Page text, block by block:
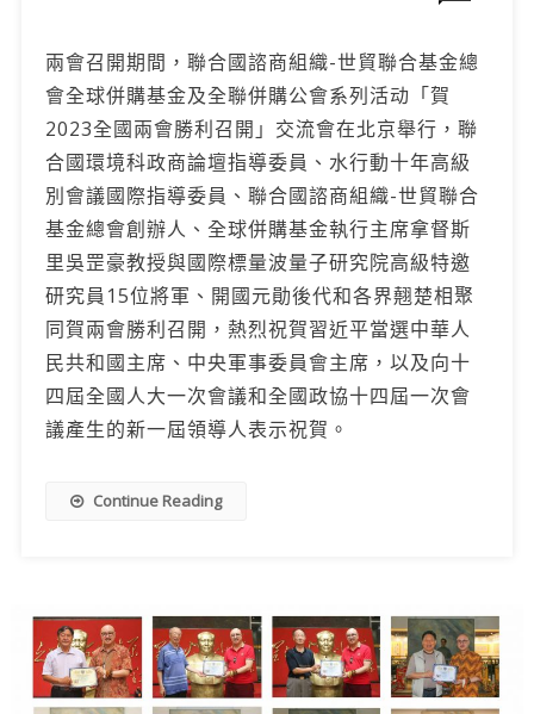
兩會召開期間，聯合國諮商組織-世貿聯合基金總
會全球併購基金及全聯併購公會系列活动「賀
2023全國兩會勝利召開」交流會在北京舉行，聯
合國環境科政商論壇指導委員、水行動十年高級
別會議國際指導委員、聯合國諮商組織-世貿聯合
基金總會創辦人、全球併購基金執行主席拿督斯
里吳罡豪教授與國際標量波量子研究院高級特邀
研究員15位將軍、開國元勛後代和各界翹楚相聚
同賀兩會勝利召開，熱烈祝賀習近平當選中華人
民共和國主席、中央軍事委員會主席，以及向十
四屆全國人大一次會議和全國政協十四屆一次會
議產生的新一屆領導人表示祝賀。
Continue Reading